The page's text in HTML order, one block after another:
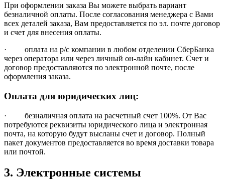
При оформлении заказа Вы можете выбрать вариант
безналичной оплаты. После согласования менеджера с Вами
всех деталей заказа, Вам предоставляется по эл. почте договор
и счет для внесения оплаты.
· оплата на р/с компании в любом отделении СберБанка
через оператора или через личный он-лайн кабинет. Счет и
договор предоставляются по электронной почте, после
оформления заказа.
Оплата для юридических лиц:
· безналичная оплата на расчетный счет 100%. От Вас
потребуются реквизиты юридического лица и электронная
почта, на которую будут высланы счет и договор. Полный
пакет документов предоставляется во время доставки товара
или почтой.
3. Электронные системы